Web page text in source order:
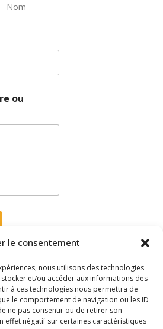
le consentement
nous utilisons des technologies
et/ou accéder aux informations des
à ces technologies nous permettra de
le comportement de navigation ou les ID
ne pas consentir ou de retirer son
effet négatif sur certaines caractéristiques
Nom
ou
Mentions